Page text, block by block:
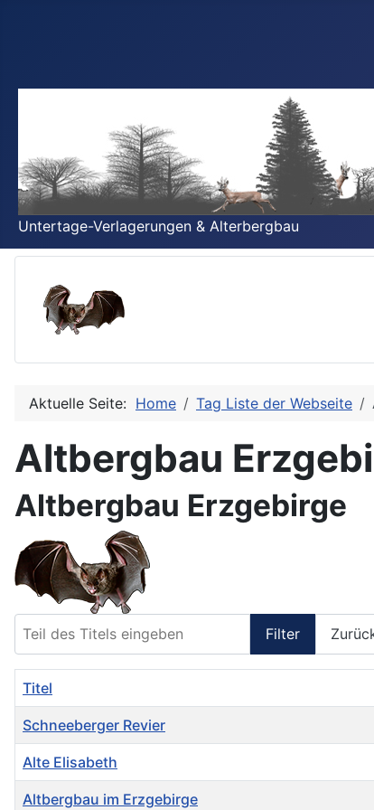
Untertage-Verlagerungen & Alterbergbau
Aktuelle Seite: Home Tag Liste der Webseite
Altbergbau
Altbergbau Erzgebirge
Filter
Titel
Schneeberger Revier
Alte Elisabeth
Altbergbau im Erzgebirge